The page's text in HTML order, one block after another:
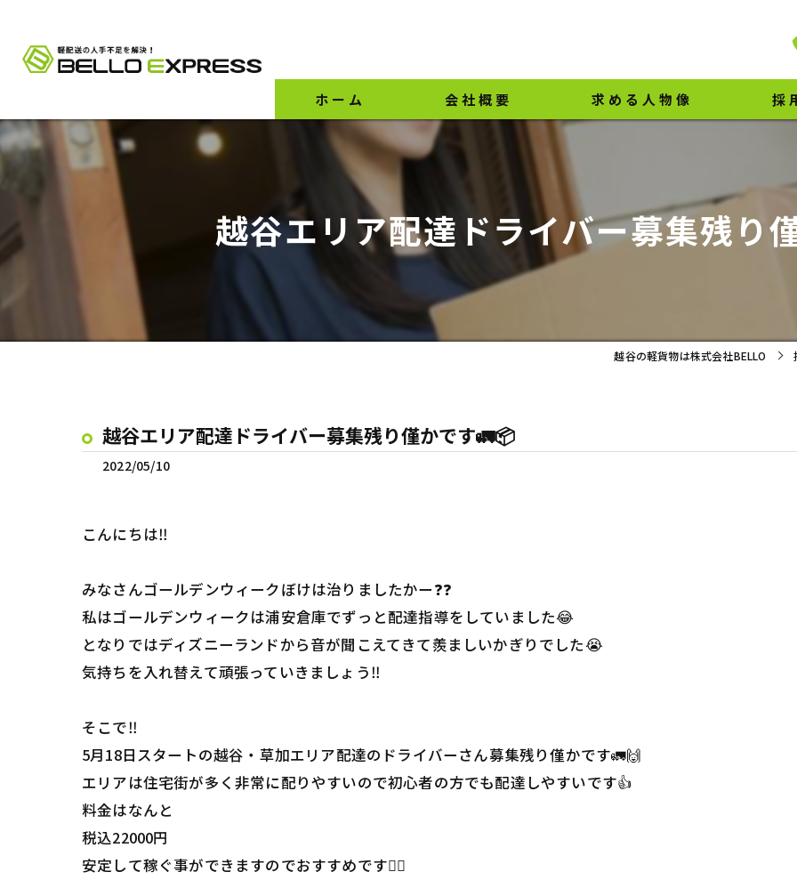
ホーム 会社概要
代表挨拶
事業案内
求める人物像 採
越谷エリア配達ドライバー募集残り
越谷の軽貨物は株式会社BELLO
越谷エリア配達ドライバー募集残り僅かです🚛📦
2022/05/10
こんにちは‼️
みなさんゴールデンウィークぼけは治りましたかー❓❓
私はゴールデンウィークは浦安倉庫でずっと配達指導をしていました😂
となりではディズニーランドから音が聞こえてきて羨ましいかぎりでした😭
気持ちを入れ替えて頑張っていきましょう‼️
そこで‼️
5月18日スタートの越谷・草加エリア配達のドライバーさん募集残り僅かです🚛🙌
エリアは住宅街が多く非常に配りやすいので初心者の方でも配達しやすいです👍
料金はなんと
税込22000円
安定して稼ぐ事ができますのでおすすめです🙋‍♂️